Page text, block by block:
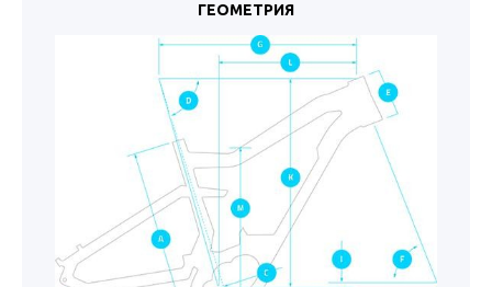
ГЕОМЕТРИЯ